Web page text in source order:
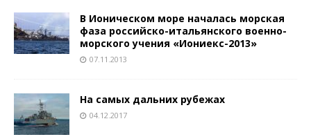
В Ионическом море началась морская
фаза российско-итальянского военно-
морского учения «Иониекс-2013»
07.11.2013
На самых дальних рубежах
04.12.2017